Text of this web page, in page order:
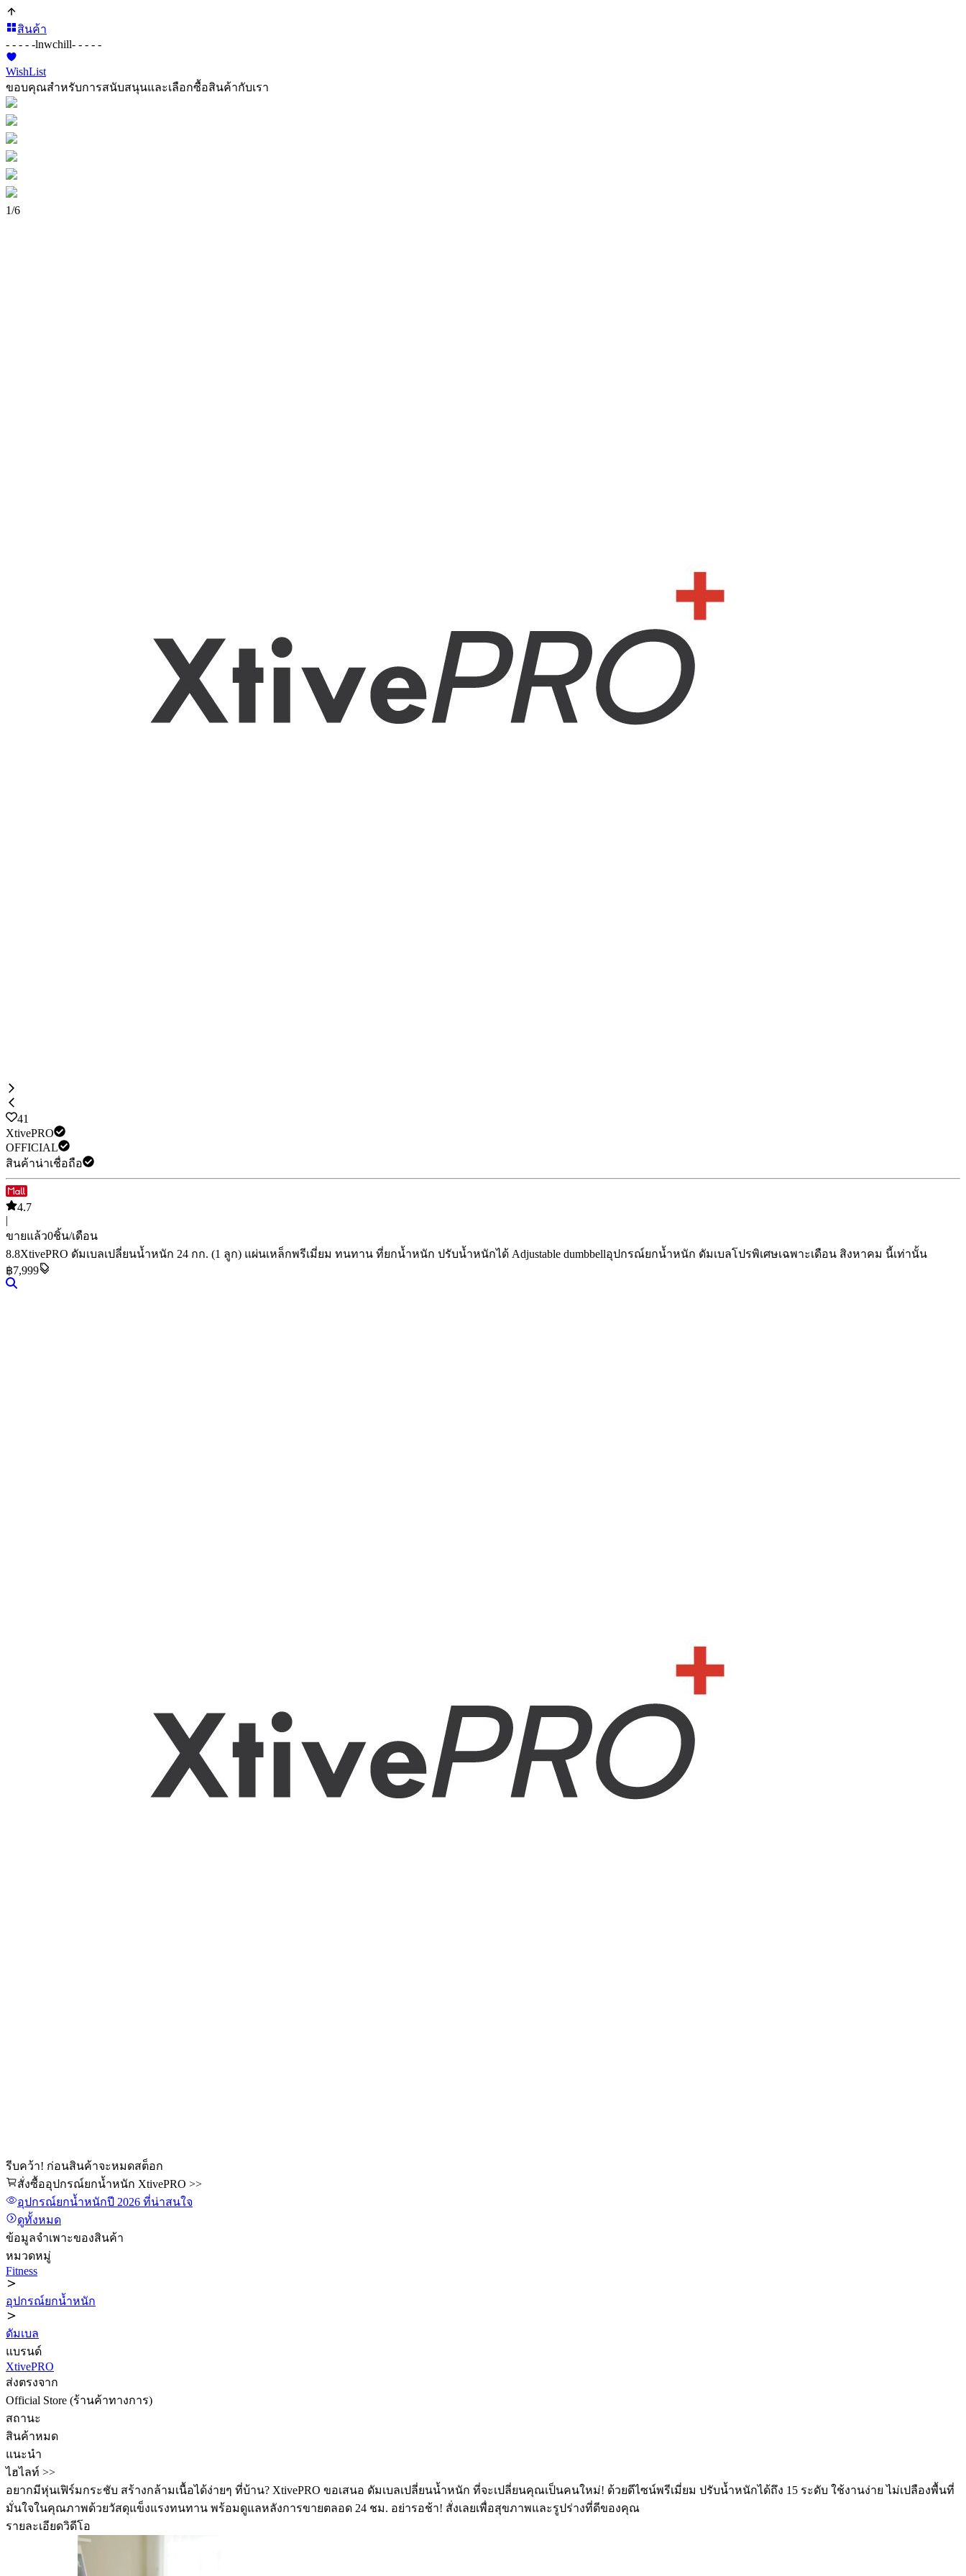
สินค้า
- - - - -lnwchill- - - - -
WishList
ขอบคุณสำหรับการสนับสนุนและเลือกซื้อสินค้ากับเรา
1/6
41
XtivePRO
OFFICIAL
สินค้าน่าเชื่อถือ
4.7
|
ขายแล้ว0ชิ้น/เดือน
8.8XtivePRO ดัมเบลเปลี่ยนน้ำหนัก 24 กก. (1 ลูก) แผ่นเหล็กพรีเมี่ยม ทนทาน ที่ยกน้ำหนัก ปรับน้ำหนักได้ Adjustable dumbbellอุปกรณ์ยกน้ำหนัก ดัมเบลโปรพิเศษเฉพาะเดือน สิงหาคม นี้เท่านั้น
฿7,999
รีบคว้า! ก่อนสินค้าจะหมดสต็อก
สั่งซื้ออุปกรณ์ยกน้ำหนัก XtivePRO >>
อุปกรณ์ยกน้ำหนักปี 2026 ที่น่าสนใจ
ดูทั้งหมด
ข้อมูลจำเพาะของสินค้า
หมวดหมู่
Fitness
อุปกรณ์ยกน้ำหนัก
ดัมเบล
แบรนด์
XtivePRO
ส่งตรงจาก
Official Store (ร้านค้าทางการ)
สถานะ
สินค้าหมด
แนะนำ
ไฮไลท์ >>
อยากมีหุ่นเฟิร์มกระชับ สร้างกล้ามเนื้อได้ง่ายๆ ที่บ้าน? XtivePRO ขอเสนอ ดัมเบลเปลี่ยนน้ำหนัก ที่จะเปลี่ยนคุณเป็นคนใหม่! ด้วยดีไซน์พรีเมี่ยม ปรับน้ำหนักได้ถึง 15 ระดับ ใช้งานง่าย ไม่เปลืองพื้นที่
มั่นใจในคุณภาพด้วยวัสดุแข็งแรงทนทาน พร้อมดูแลหลังการขายตลอด 24 ชม. อย่ารอช้า! สั่งเลยเพื่อสุขภาพและรูปร่างที่ดีของคุณ
รายละเอียดวิดีโอ